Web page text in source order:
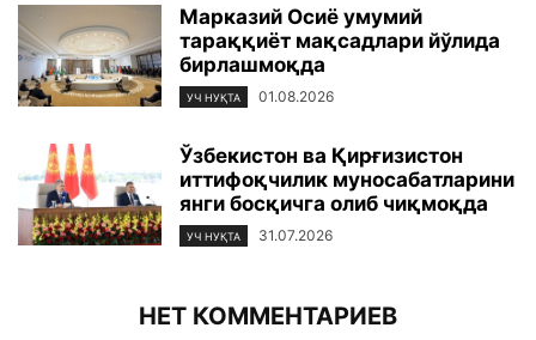
Марказий Осиё умумий
тараққиёт мақсадлари йўлида
бирлашмоқда
УЧ НУҚТА 01.08.2026
Ўзбекистон ва Қирғизистон
иттифоқчилик муносабатларини
янги босқичга олиб чиқмоқда
УЧ НУҚТА 31.07.2026
НЕТ КОММЕНТАРИЕВ